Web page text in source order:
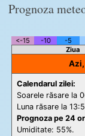
Prognoza
<-15 -10 -5
Ziua
Calendarul zilei:
Soarele răsare la
Luna răsare la
Prognoza pe 24
Umiditate: 55%.